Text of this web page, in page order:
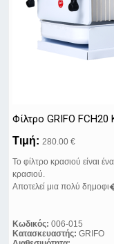
Φίλτρο GRIFO FCH20
Τιμή: 280.00 €
Το φίλτρο κρασιού είναι
κρασιού.
Αποτελεί μια πολύ
Κωδικός: 006-015
Κατασκευαστής: GRIFO